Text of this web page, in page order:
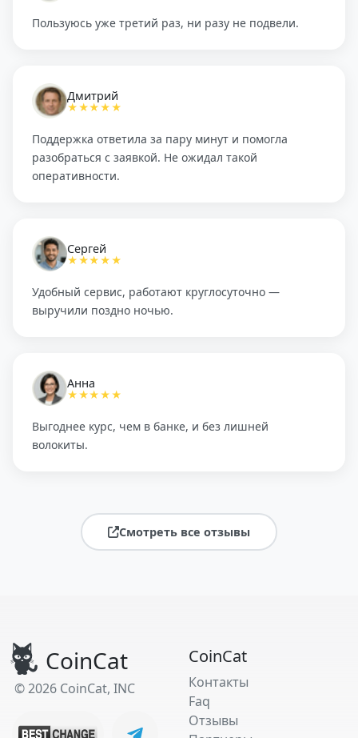
Пользуюсь уже третий раз, ни разу не подвели.
Дмитрий
★★★★★
Поддержка ответила за пару минут и помогла
разобраться с заявкой. Не ожидал такой
оперативности.
Сергей
★★★★★
Удобный сервис, работают круглосуточно —
выручили поздно ночью.
Анна
★★★★★
Выгоднее курс, чем в банке, и без лишней
волокиты.
Смотреть все отзывы
CoinCat
© 2026 CoinCat, INC
CoinCat
Контакты
Faq
Отзывы